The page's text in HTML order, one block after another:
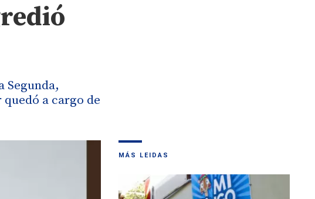
Segunda,
a cargo de
MÁS LEIDAS